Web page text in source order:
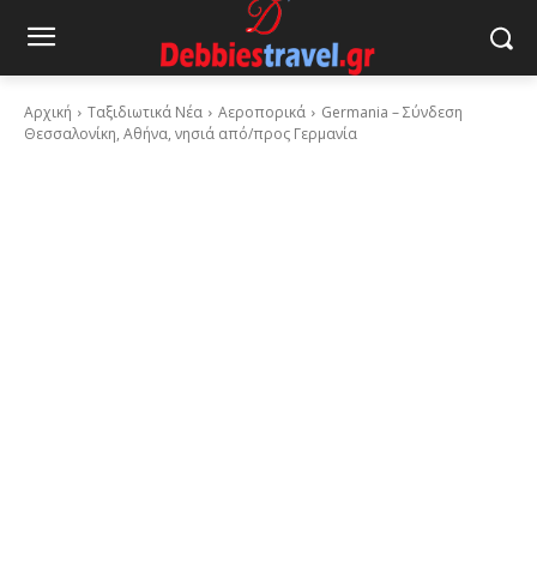
Αρχική Ταξιδιωτικά Νέα Αεροπορικά
Germania – Σύνδεση
Θεσσαλονίκη, Αθήνα, νησιά από/προς Γερμανία